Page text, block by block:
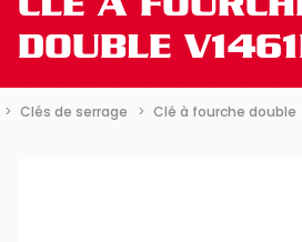
DOUBLE
Clés de serrage Clé à fourche double